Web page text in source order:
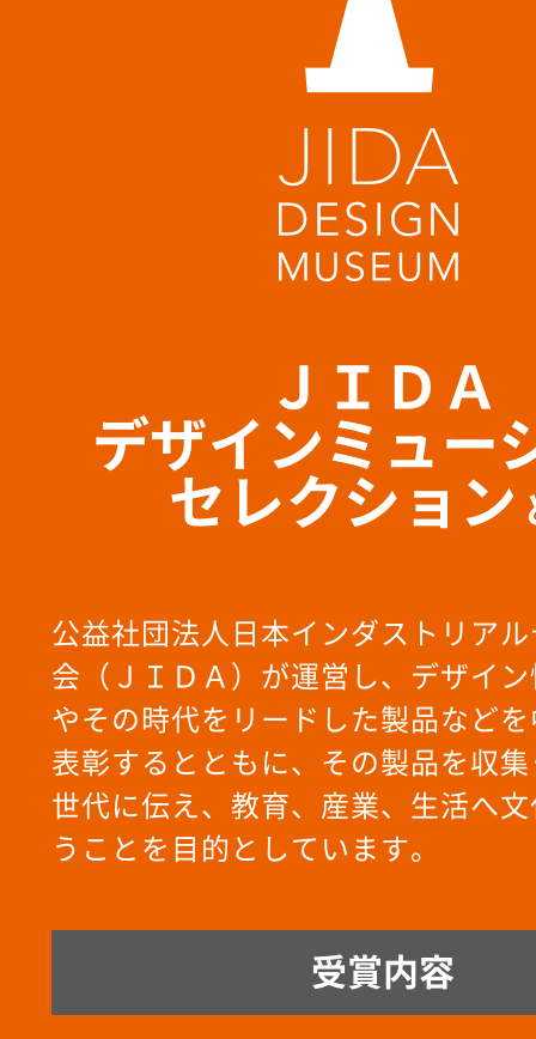
ＪＩＤＡ
デザインミュー
セレクション
公益社団法人日本インダストリア
会（ＪＩＤＡ）が運営し、デザイ
やその時代をリードした製品など
表彰するとともに、その製品を収
世代に伝え、教育、産業、生活へ
うことを目的としています。
受賞内容